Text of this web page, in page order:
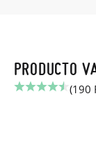
PRODUCTO
(190